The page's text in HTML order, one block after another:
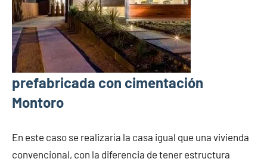
prefabricada con cimentación
Montoro
En este caso se realizaría la casa igual que una vivienda
convencional, con la diferencia de tener estructura